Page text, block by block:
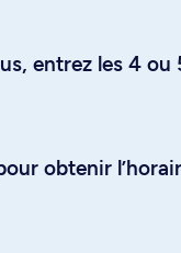
entrez les 4 ou
obtenir